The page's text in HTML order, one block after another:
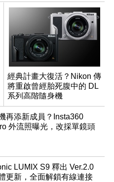
經典計畫大復活？Nikon 傳
將重啟曾經胎死腹中的 DL
系列高階隨身機
再添新成員？Insta360
外流照曝光，改採單鏡頭
LUMIX S9 釋出 Ver.2.0
更新，全面解鎖有線連接